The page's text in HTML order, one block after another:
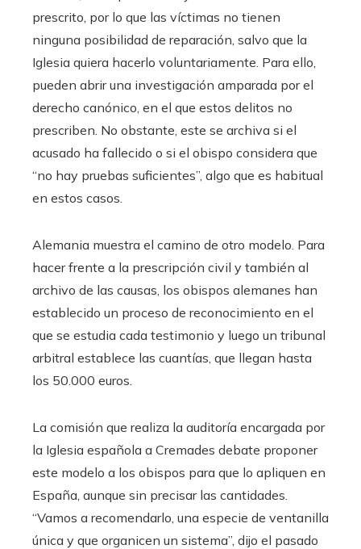
prescrito, por lo que las víctimas no tienen
ninguna posibilidad de reparación, salvo que la
Iglesia quiera hacerlo voluntariamente. Para ello,
pueden abrir una investigación amparada por el
derecho canónico, en el que estos delitos no
prescriben. No obstante, este se archiva si el
acusado ha fallecido o si el obispo considera que
“no hay pruebas suficientes”, algo que es habitual
en estos casos.
Alemania muestra el camino de otro modelo. Para
hacer frente a la prescripción civil y también al
archivo de las causas, los obispos alemanes han
establecido un proceso de reconocimiento en el
que se estudia cada testimonio y luego un tribunal
arbitral establece las cuantías, que llegan hasta
los 50.000 euros.
La comisión que realiza la auditoría encargada por
la Iglesia española a Cremades debate proponer
este modelo a los obispos para que lo apliquen en
España, aunque sin precisar las cantidades.
“Vamos a recomendarlo, una especie de ventanilla
única y que organicen un sistema”, dijo el pasado